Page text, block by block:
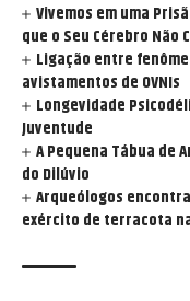
Vivemos em uma
que o Seu Cérebro Não
Ligação entre
avistamentos de OVNIs
Longevidade
Juventude
A Pequena Tábua de
do Dilúvio
Arqueólogos
exército de terracota